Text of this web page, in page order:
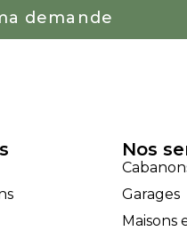
demande
Nos
Garages
Maisons